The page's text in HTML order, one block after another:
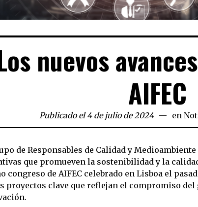
nuevos
AIFEC
Publicado el 4 de julio de 2024 en
de Responsables de Calidad y
que promueven la sostenibilidad y la
congreso de AIFEC celebrado en Lisboa el
proyectos clave que reflejan el compromiso